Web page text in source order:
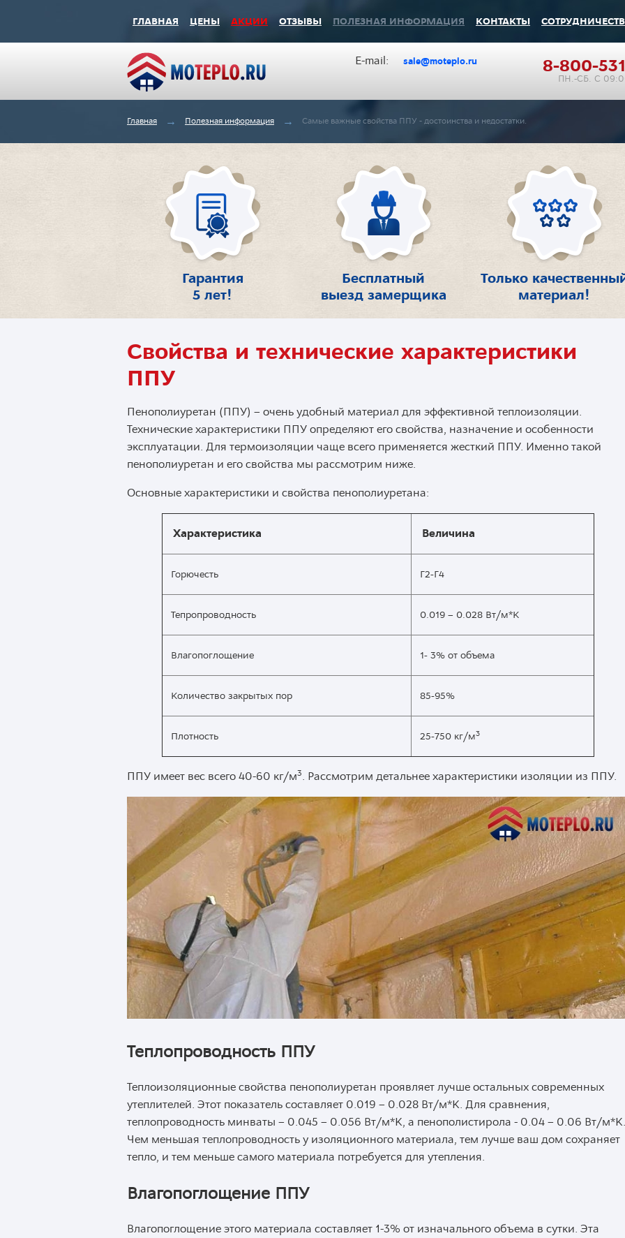
ГЛАВНАЯ ЦЕНЫ АКЦИИ ОТЗЫВЫ ПОЛЕЗНАЯ ИНФОРМАЦИЯ КОНТАКТЫ
Е-mаil: sale@moteplo.ru 8-800-
ПН.-СБ. С
Главная → Полезная информация → Самые важные свойства ППУ - достоинства и недостатки.
Гарантия
5 лет!
Бесплатный
выезд замерщика
Только
материал!
Свойства и технические характеристики
ППУ
Пенополиуретан (ППУ) – очень удобный материал для эффективной теплоизоляции.
Технические характеристики ППУ определяют его свойства, назначение и особенности
эксплуатации. Для термоизоляции чаще всего применяется жесткий ППУ. Именно такой
пенополиуретан и его свойства мы рассмотрим ниже.
Основные характеристики и свойства пенополиуретана:
Характеристика Величина
Горючесть Г2-Г4
Тепропроводность 0.019 – 0.028 Вт/м*К
Влагопоглощение 1- 3% от объема
Количество закрытых пор 85-95%
Плотность 25-750 кг/м3
ППУ имеет вес всего 40-60 кг/м3. Рассмотрим детальнее характеристики изоляции из ППУ.
Теплопроводность ППУ
Теплоизоляционные свойства пенополиуретан проявляет лучше остальных современных
утеплителей. Этот показатель составляет 0.019 – 0.028 Вт/м*К. Для сравнения,
теплопроводность минваты – 0.045 – 0.056 Вт/м*К, а пенополистирола - 0.04 – 0.06 Вт/м*К.
Чем меньшая теплопроводность у изоляционного материала, тем лучше ваш дом сохраняет
тепло, и тем меньше самого материала потребуется для утепления.
Влагопоглощение ППУ
Влагопоглощение этого материала составляет 1-3% от изначального объема в сутки. Эта